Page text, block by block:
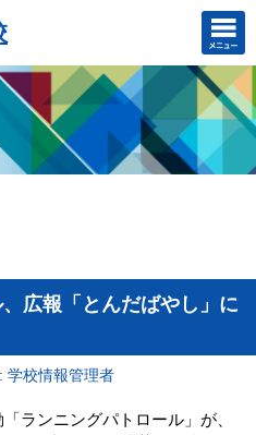
広報「とんだばやし」に
学校情報管理者
ランニングパトロール」が、